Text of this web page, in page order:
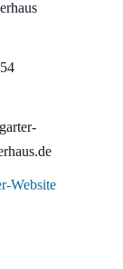
Website